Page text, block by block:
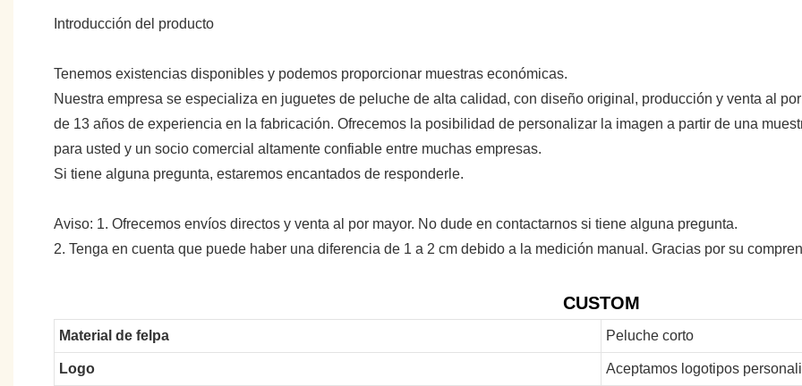
Introducción del producto
Tenemos existencias disponibles y podemos proporcionar muestras económicas.
Nuestra empresa se especializa en juguetes de peluche de alta calidad, con diseño original, producción y venta al
de 13 años de experiencia en la fabricación. Ofrecemos la posibilidad de personalizar la imagen a partir de una
para usted y un socio comercial altamente confiable entre muchas empresas.
Si tiene alguna pregunta, estaremos encantados de responderle.
Aviso: 1. Ofrecemos envíos directos y venta al por mayor. No dude en contactarnos si tiene alguna pregunta.
2. Tenga en cuenta que puede haber una diferencia de 1 a 2 cm debido a la medición manual. Gracias por su
CUSTOM
Material de felpa Peluche corto
Logo Aceptamos logotipos